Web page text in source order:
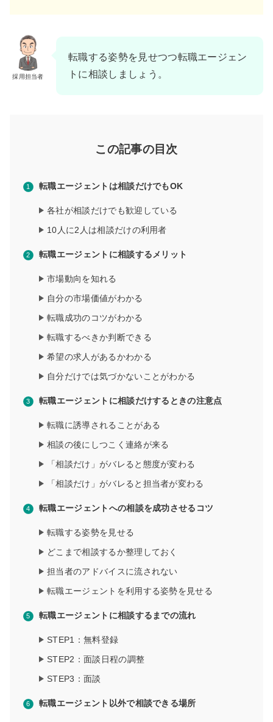
採用担当者
転職する姿勢を見せつつ転職エージェン
トに相談しましょう。
この記事の目次
転職エージェントは相談だけでもOK
各社が相談だけでも歓迎している
10人に2人は相談だけの利用者
転職エージェントに相談するメリット
市場動向を知れる
自分の市場価値がわかる
転職成功のコツがわかる
転職するべきか判断できる
希望の求人があるかわかる
自分だけでは気づかないことがわかる
転職エージェントに相談だけするときの注意点
転職に誘導されることがある
相談の後にしつこく連絡が来る
「相談だけ」がバレると態度が変わる
「相談だけ」がバレると担当者が変わる
転職エージェントへの相談を成功させるコツ
転職する姿勢を見せる
どこまで相談するか整理しておく
担当者のアドバイスに流されない
転職エージェントを利用する姿勢を見せる
転職エージェントに相談するまでの流れ
STEP1：無料登録
STEP2：面談日程の調整
STEP3：面談
転職エージェント以外で相談できる場所